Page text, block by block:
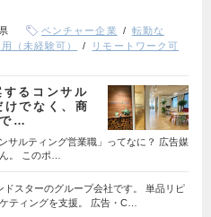
ベンチャー企業
転勤な
（未経験可）
リモートワーク可
るコンサル
でなく、商
…
サルティング営業職」ってなに？ 広告媒
。 このポ…
ドスターのグループ会社です。 単品リピ
ティングを支援。 広告・C…